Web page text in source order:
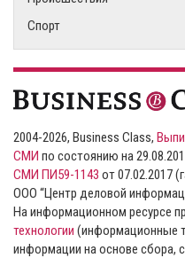
Спорт
2004-2026, Business Class,
СМИ по состоянию на
СМИ ПИ59-1143 от 07.02.2017
ООО “Центр деловой
На информационном ресурсе
технологии (информационные
информации на основе сбора,